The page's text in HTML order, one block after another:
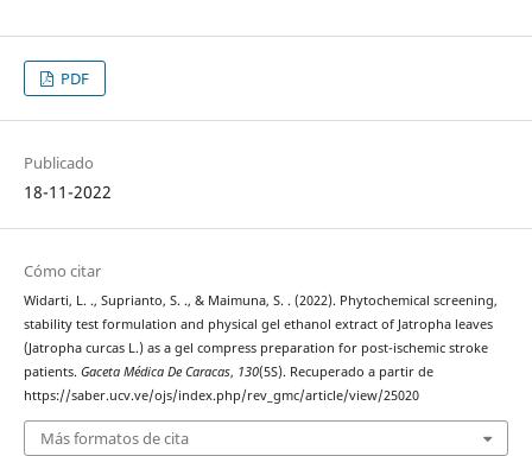
PDF
Publicado
18-11-2022
Cómo citar
Widarti, L. ., Suprianto, S. ., & Maimuna, S. . (2022). Phytochemical screening,
stability test formulation and physical gel ethanol extract of Jatropha leaves
(Jatropha curcas L.) as a gel compress preparation for post-ischemic stroke
patients. Gaceta Médica De Caracas, 130(5S). Recuperado a partir de
https://saber.ucv.ve/ojs/index.php/rev_gmc/article/view/25020
Más formatos de cita